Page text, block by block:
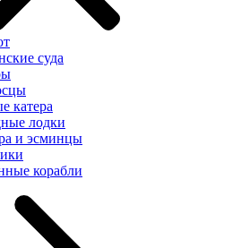
суда
катера
лодки
и эсминцы
корабли